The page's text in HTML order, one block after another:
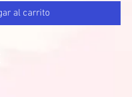
al carrito